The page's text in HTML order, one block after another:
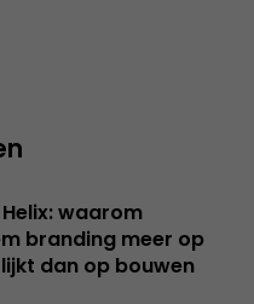
waarom
branding meer op
dan op bouwen